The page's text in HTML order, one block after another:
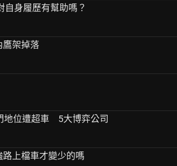
自身履歷有幫助嗎？
鷹架掉落
地位遭超車 5大博弈公司
路上檔車才變少的嗎